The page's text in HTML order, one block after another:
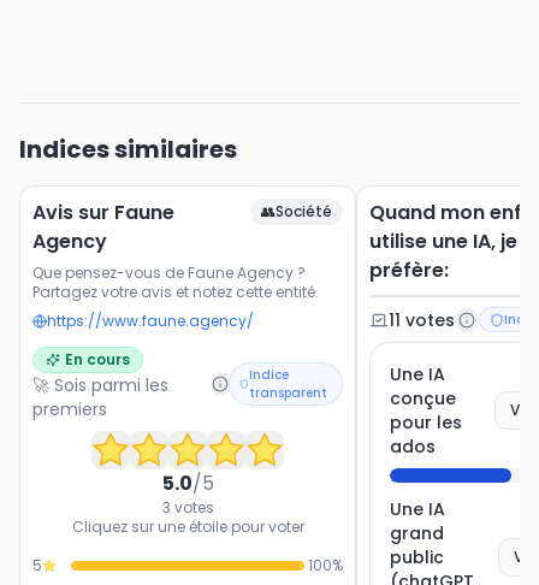
Indices similaires
Avis sur Faune
Agency
👥Société
Que pensez-vous de Faune Agency ?
Partagez votre avis et notez cette entité.
https://www.faune.agency/
En cours
🚀 Sois parmi les
premiers
Indice
transparent
5.0/5
3 votes
Cliquez sur une étoile pour voter
5
100%
Quand mon
utilise une IA, je
préfère:
11 votes
Une IA
conçue
pour les
ados
Une IA
grand
public